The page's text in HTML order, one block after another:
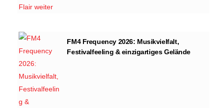
FM4 Frequency 2026: Musikvielfalt,
Festivalfeeling & einzigartiges Gelände